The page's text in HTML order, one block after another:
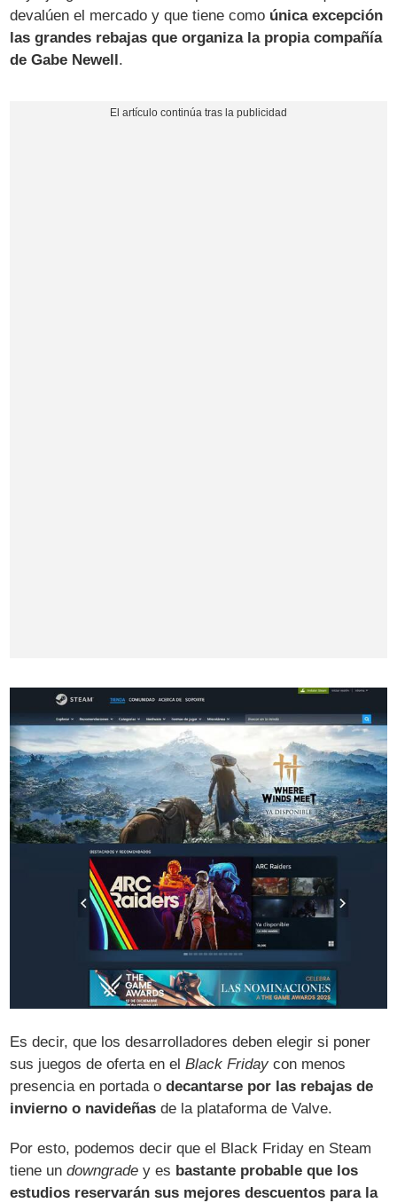
devalúen el mercado y que tiene como única excepción
las grandes rebajas que organiza la propia compañía
de Gabe Newell.
Es decir, que los desarrolladores deben elegir si poner
sus juegos de oferta en elBlack Friday con menos
presencia en portada odecantarse por las rebajas de
invierno o navideñas de la plataforma de Valve.
Por esto, podemos decir que el Black Friday en Steam
tiene undowngrade y es bastante probable que los
estudios reservarán sus mejores descuentos para la